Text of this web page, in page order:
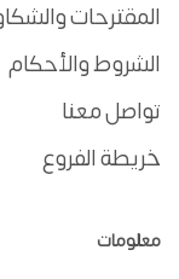
المقترحات
الشروط والأحكام
تواصل معنا
خريطة الفروع
معلومات